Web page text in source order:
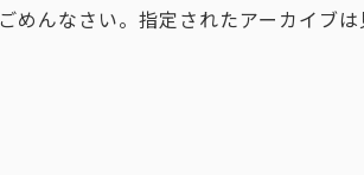
ごめんなさい。指定されたアーカイブは